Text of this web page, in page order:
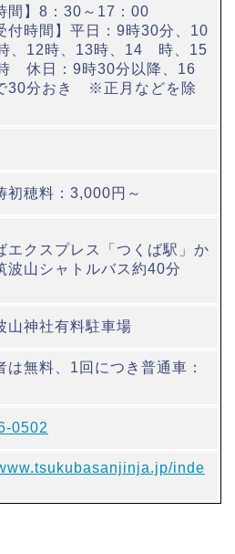
間】8：30～17：00
付時間】平日：9時30分、10
、12時、13時、14 時、15
休日：9時30分以降、16
30分おき ※正月などを除
初穂料：3,000円～
クスプレス「つくば駅」か
波山シャトルバス約40分
神社有料駐車場
は無料、1回につき普通車：
0502
inde